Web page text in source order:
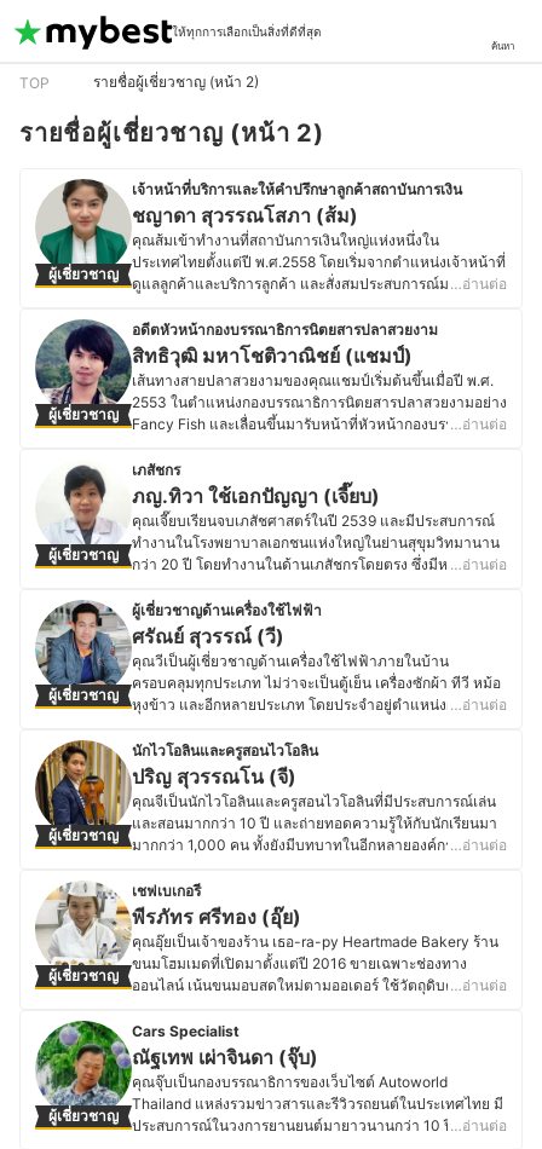
ให้ทุกการเลือกเป็นสิ่งที่ดีที่สุด
ค้นหา
TOP รายชื่อผู้เชี่ยวชาญ (หน้า 2)
รายชื่อผู้เชี่ยวชาญ (หน้า 2)
ผู้เชี่ยวชาญ
เจ้าหน้าที่บริการและให้คำปรึกษาลูกค้าสถาบันการเงิน
ชญาดา สุวรรณโสภา (ส้ม)
คุณส้มเข้าทำงานที่สถาบันการเงินใหญ่แห่งหนึ่งใน
ประเทศไทยตั้งแต่ปี พ.ศ.2558 โดยเริ่มจากตำแหน่งเจ้าหน้าที่
ดูแลลูกค้าและบริการลูกค้า และสั่งสมประสบการณ์มาเรื่อย ๆ
ลูกค้าที่มาติดต่อที่ธนาคาร ไม่ว่าจะเป็นด้านสินเชื่อ บัตร
เครดิต ประกันภัยและด้านธุรกรรมการเงินต่าง ๆ เช่น การเปิด
บัญชี การฝาก-ถอนเงิน การเปิดบัตรเครดิต เป็นต้น เพื่อให้
ลูกค้าได้รับความสะดวกสบายและได้ประโยชนสูงสุด
ประวัติของ ชญาดา สุวรรณโสภา (ส้ม)
…อ่านต่อ
ผู้เชี่ยวชาญ
อดีตหัวหน้ากองบรรณาธิการนิตยสารปลาสวยงาม
สิทธิวุฒิ มหาโชติวาณิชย์ (แชมป์)
เส้นทางสายปลาสวยงามของคุณแชมป์เริ่มต้นขึ้นเมื่อปี พ.ศ.
2553 ในตำแหน่งกองบรรณาธิการนิตยสารปลาสวยงามอย่าง
Fancy Fish และเลื่อนขึ้นมารับหน้าที่หัวหน้ากองบรรณาธิการ
ปลาสวยงามชื่อดังอย่าง FISH MAX ในการผลิตนิตยสารปลา
คาร์ฟระดับตำนานอย่าง KOI MAX เพิ่มขึ้นมาด้วย ตั่งแต่อดีต
จนถึงปัจจุบัน คุณแชมป์ได้สั่งสมองค์ความรู้จากการสัมภาษณ์
นักเลี้ยงปลา นักประกวดปลา และเจ้าของฟาร์มปลาสวยงาม
ทั่วประเทศมาแล้วมากมาย ผ่านการรวบรวมข้อมูลและเทคนิค
เต็มเปี่ยม และพร้อมจะแบ่งปันข้อมูลเหล่านั้นเพื่อให้ทุกท่านได้
เลี้ยงปลาอย่างมี ‘ความรู้’ เพื่อต่อยอดไปสู่ ‘ความสุข’ ในการ
เลี้ยงปลาระยะยาว
ประวัติของ สิทธิวุฒิ มหาโชติวาณิชย์ (แชมป์)
…อ่านต่อ
ผู้เชี่ยวชาญ
เภสัชกร
ภญ.ทิวา ใช้เอกปัญญา (เจี๊ยบ)
คุณเจี๊ยบเรียนจบเภสัชศาสตร์ในปี 2539 และมีประสบการณ์
ทำงานในโรงพยาบาลเอกชนแห่งใหญ่ในย่านสุขุมวิทมานาน
กว่า 20 ปี โดยทำงานในด้านเภสัชกรโดยตรง ซึ่งมีหน้าที่ใน
ให้กับผู้ป่วยด้วย (Drug Information Service) หลังจากนั้น
ก็ได้ออกมาทำงานเป็นเภสัชกรที่ร้านยาในย่านสุขุมวิทมาเป็น
เวลา 3 ปีจนถึงปัจจุบัน โดยคอยให้คำแนะนำทั้งด้านยาและ
ด้านสุขภาพให้แก่ผู้ป่วยหรือผู้ที่มีปัญหาภาวะสุขภาพต่าง ๆ
นอกเหนือจากความรู้ทางด้านยาแล้ว คุณเจี๊ยบยังมี
ประสบการณ์ทำธุรกิจด้านผลิตภัณฑ์ดูเเลผิวหน้าและครีมกัน
เเดด รวมทั้งยังมีประสบการ์การเขียนด้านสุขภาพและความ
งามลงในสื่อ Social Media และเว็บไซต์อื่น ๆ อีกด้วย
ประวัติของ ภญ.ทิวา ใช้เอกปัญญา (เจี๊ยบ)
…อ่านต่อ
ผู้เชี่ยวชาญ
ผู้เชี่ยวชาญด้านเครื่องใช้ไฟฟ้า
ศรัณย์ สุวรรณ์ (วี)
คุณวีเป็นผู้เชี่ยวชาญด้านเครื่องใช้ไฟฟ้าภายในบ้าน
ครอบคลุมทุกประเภท ไม่ว่าจะเป็นตู้เย็น เครื่องซักผ้า ทีวี หม้อ
หุงข้าว และอีกหลายประเภท โดยประจำอยู่ตำแหน่งฝ่ายขาย
แห่งหนึ่งมาเป็นระยะเวลามากว่า 12 ปี โดยให้คำปรึกษาและ
บริการให้กับทั้งกลุ่มลูกค้าบุคคลและลูกค้าองค์กร ซึ่งตลอด
ระยะเวลาการทำงานในด้านนี้ คุณวีได้มีโอกาสไปฝึกอบรม
และทดสอบสินค้าประเภทต่าง ๆ กับบริษัทเครื่องใช้ไฟฟ้า
หลากหลายแบรนด์ดัง จึงมีความรู้และความเข้าใจในการ
เลือกเครื่องใช้ไฟฟ้าให้ตรงกับวตถุประสงค์ต่าง ๆ รวมทั้งได้รับ
ข้อมูลของผลิตภัณฑ์ใหม่ ๆ ที่จะวางขายในตลาดอยู่เรื่อย ๆ
นอกจากนี้ คุณวียังมีหน้าที่ศึกษาข้อมูลสินค้าเครื่องใช้ไฟฟ้า
จากแบรนด์อื่น ๆ นอกเหนือจากแบรนด์ที่ตนเองดูแล เพื่อนำมา
เปรียบเทียบ หาจุดเด่นในการขายและเพิ่มเติมความรู้ใหม่ ๆ
เพื่อแนะนำให้กับลูกค้าที่มาซื้อที่ร้านได้อย่างถูกต้องเหมาะสม
มากที่สุด
…อ่านต่อ
ผู้เชี่ยวชาญ
นักไวโอลินและครูสอนไวโอลิน
ปริญ สุวรรณโน (จี)
คุณจีเป็นนักไวโอลินและครูสอนไวโอลินที่มีประสบการณ์เล่น
และสอนมากกว่า 10 ปี และถ่ายทอดความรู้ให้กับนักเรียนมา
มากกว่า 1,000 คน ทั้งยังมีบทบาทในอีกหลายองค์กร ปัจจุบัน
สอนเครื่องสายไวโอลินเป็นหลักให้กับเด็กและผู้ใหญ่ นอกจาก
นี้ ยังเป็นนักไวโอลินประจำวงสงขลาฟิลฮาร์โมนิค และเป็นนัก
ดนตรีบำบัดประจำโรงพยาบาลเอกชน รวมไปถึงเป็นอาจารย์
พิเศษและอาจารย์ชมรมในโรงเรียนและมหาวิทยาลัยอีกหลาย
แห่ง เสียงอันไพเราะของไวโอลินเป็นสเน่ห์และความหลงใหล
ที่ผลักดันและสร้างแรงบันดาลใจจนทำให้คุณจีได้มีโอกาส
ดนตรีไวโอลินและวิโอล่าโดยตรงกับมาสเตอร์ไวโอลินและวิ
โอล่าชาวต่างชาติกว่า 10 ปี คุณจีได้ใช้ความรู้และความรักที่
มีต่อเสียงดนตรีทำคุณประโยชน์ต่อสังคมผ่านเสียงเพลงอีก
ด้วย จนได้รับรางวัลอินทรีทองแห่งเอเชีย ครั้งที่ 1 สาขาผู้
ทำคุณประโยชน์ต่อสังคมดีเด่นที่จัดขึ้นโดยชมรมส่งเสริมธุรกิจ
…อ่านต่อ
ผู้เชี่ยวชาญ
เชฟเบเกอรี
พีรภัทร ศรีทอง (อุ๊ย)
คุณอุ๊ยเป็นเจ้าของร้าน เธอ-ra-py Heartmade Bakery ร้าน
ขนมโฮมเมดที่เปิดมาตั้งแต่ปี 2016 ขายเฉพาะช่องทาง
ออนไลน์ เน้นขนมอบสดใหม่ตามออเดอร์ ใช้วัตถุดิบคุณภาพ
ศึกษาด้านจุลชีววิทยา จากมหาวิทยาลัยศรีนครินทรวิโรฒ แต่
ด้วยความหลงใหลในขนม คุณอุ๊ยจึงศึกษาต่อด้านการทำขนม
ที่ Le Cordon Bleu Dusit ฝึกฝนจนสามารถเปิดร้านของตัว
เอง และยังคงเรียนเพิ่มเติมจากเชฟแชมป์โลก อีกทั้งยังศึกษาดู
งานด้านขนมปังที่ไต้หวันมาอย่างสม่ำเสมอ ต่อมาในปี 2020
…อ่านต่อ
ผู้เชี่ยวชาญ
Cars Specialist
ณัฐเทพ เผ่าจินดา (จุ๊บ)
คุณจุ๊บเป็นกองบรรณาธิการของเว็บไซต์ Autoworld
Thailand แหล่งรวมข่าวสารและรีวิวรถยนต์ในประเทศไทย มี
ประสบการณ์ในวงการยานยนต์มายาวนานกว่า 10 ปี ทั้งการ
…อ่านต่อ